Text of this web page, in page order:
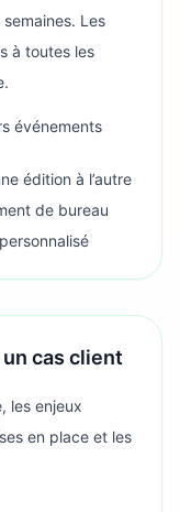
Les
à toutes les
événements
édition à l’autre
de bureau
cas client
les enjeux
en place et les